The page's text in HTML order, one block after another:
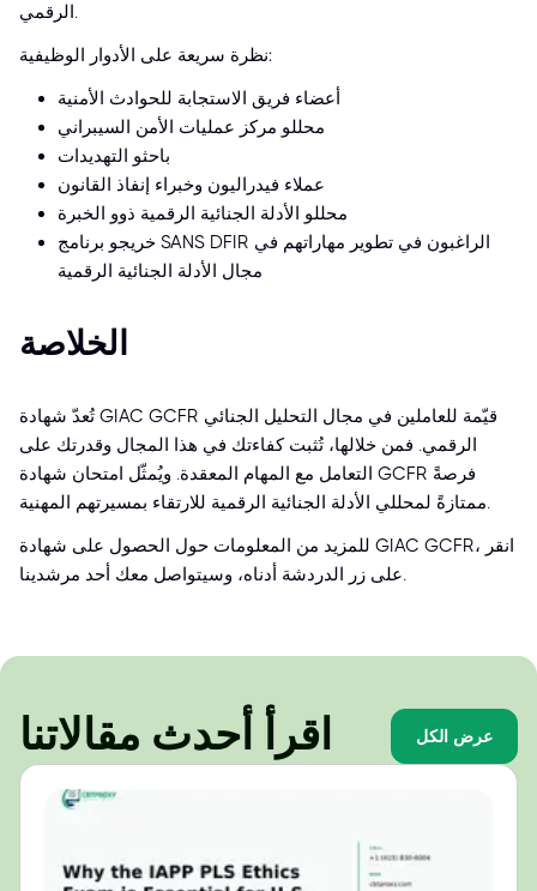
الرقمي.
نظرة سريعة على الأدوار الوظيفية:
أعضاء فريق الاستجابة للحوادث الأمنية
محللو مركز عمليات الأمن السيبراني
باحثو التهديدات
عملاء فيدراليون وخبراء إنفاذ القانون
محللو الأدلة الجنائية الرقمية ذوو الخبرة
خريجو برنامج SANS DFIR الراغبون في تطوير مهاراتهم في
مجال الأدلة الجنائية الرقمية
الخلاصة
تُعدّ شهادة GIAC GCFR قيّمة للعاملين في مجال التحليل الجنائي
الرقمي. فمن خلالها، تُثبت كفاءتك في هذا المجال وقدرتك على
التعامل مع المهام المعقدة. ويُمثّل امتحان شهادة GCFR فرصةً
ممتازةً لمحللي الأدلة الجنائية الرقمية للارتقاء بمسيرتهم المهنية.
للمزيد من المعلومات حول الحصول على شهادة GIAC GCFR، انقر
على زر الدردشة أدناه، وسيتواصل معك أحد مرشدينا.
اقرأ أحدث مقالاتنا عرض الكل